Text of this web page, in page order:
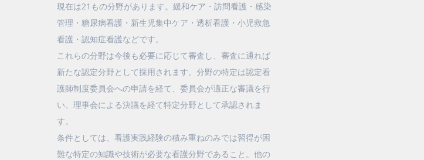
現在は21もの分野があります。緩和ケア・訪問看護・感染
管理・糖尿病看護・新生児集中ケア・透析看護・小児救急
看護・認知症看護などです。
これらの分野は今後も必要に応じて審査し、審査に通れば
新たな認定分野として採用されます。分野の特定は認定看
護師制度委員会への申請を経て、委員会が適正な審議を行
い、理事会による決議を経て特定分野として承認されま
す。
条件としては、看護実践経験の積み重ねのみでは習得が困
難な特定の知識や技術が必要な看護分野であること。他の